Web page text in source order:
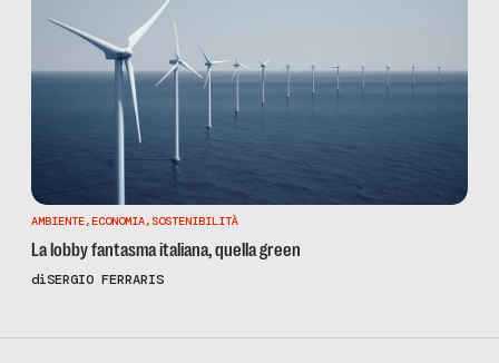
AMBIENTE,ECONOMIA, SOSTENIBILITÀ
La lobby fantasma italiana, quella green
diSERGIO FERRARIS